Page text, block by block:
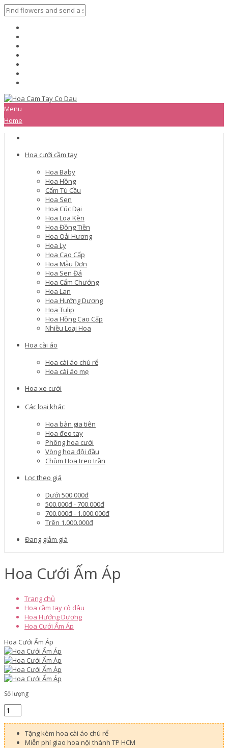
Menu
Home
Hoa cưới cầm tay
Hoa Baby
Hoa Hồng
Cẩm Tú Cầu
Hoa Sen
Hoa Cúc Dại
Hoa Loa Kèn
Hoa Đồng Tiền
Hoa Oải Hương
Hoa Ly
Hoa Cao Cấp
Hoa Mẫu Đơn
Hoa Sen Đá
Hoa Cẩm Chướng
Hoa Lan
Hoa Hướng Dương
Hoa Tulip
Hoa Hồng Cao Cấp
Nhiều Loại Hoa
Hoa cài áo
Hoa cài áo chú rể
Hoa cài áo mẹ
Hoa xe cưới
Các loại khác
Hoa bàn gia tiên
Hoa đeo tay
Phông hoa cưới
Vòng hoa đội đầu
Chùm Hoa treo trần
Lọc theo giá
Dưới 500.000đ
500.000đ - 700.000đ
700.000đ - 1.000.000đ
Trên 1.000.000đ
Đang giảm giá
Hoa Cưới Ấm Áp
Trang chủ
Hoa cầm tay cô dâu
Hoa Hướng Dương
Hoa Cưới Ấm Áp
Hoa Cưới Ấm Áp
Số lượng
Tặng kèm hoa cài áo chú rể
Miễn phí giao hoa nội thành TP HCM